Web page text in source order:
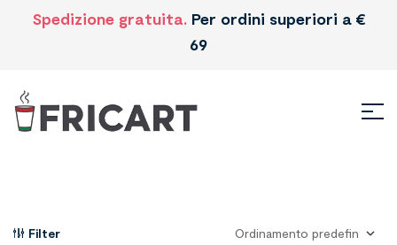
Spedizione gratuita. Per ordini superiori a €
69
Filter